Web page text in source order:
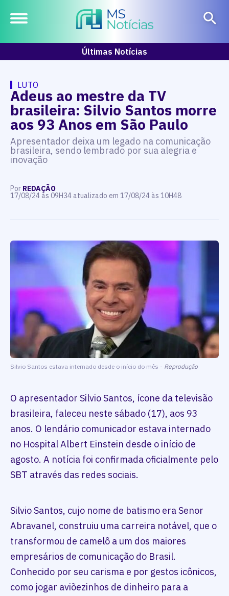
Últimas Notícias
LUTO
Adeus ao mestre da TV
brasileira: Silvio Santos morre
aos 93 Anos em São Paulo
Apresentador deixa um legado na comunicação
brasileira, sendo lembrado por sua alegria e
inovação
Por REDAÇÃO
17/08/24 às 09H34 atualizado em 17/08/24 às 10H48
Silvio Santos estava internado desde o início do mês - Reprodução
O apresentador Silvio Santos, ícone da televisão
brasileira, faleceu neste sábado (17), aos 93
anos. O lendário comunicador estava internado
no Hospital Albert Einstein desde o início de
agosto. A notícia foi confirmada oficialmente pelo
SBT através das redes sociais.
Silvio Santos, cujo nome de batismo era Senor
Abravanel, construiu uma carreira notável, que o
transformou de camelô a um dos maiores
empresários de comunicação do Brasil.
Conhecido por seu carisma e por gestos icônicos,
como jogar aviõezinhos de dinheiro para a